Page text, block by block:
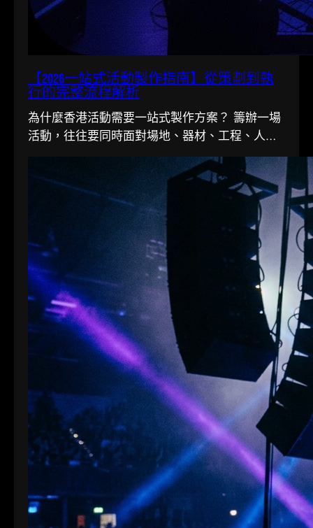
【2026一站式活動製作指南】從策劃到執
行的完整流程解析
為什麼香港活動需要一站式製作方案？ 籌辦一場
活動，往往要同時面對場地、器材、工程、人手
多條線。在香港這個寸金尺…